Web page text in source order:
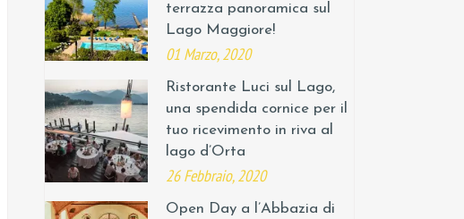
terrazza panoramica sul
Lago Maggiore!
01 Marzo, 2020
Ristorante Luci sul Lago,
una spendida cornice per il
tuo ricevimento in riva al
lago d’Orta
26 Febbraio, 2020
Open Day a l’Abbazia di